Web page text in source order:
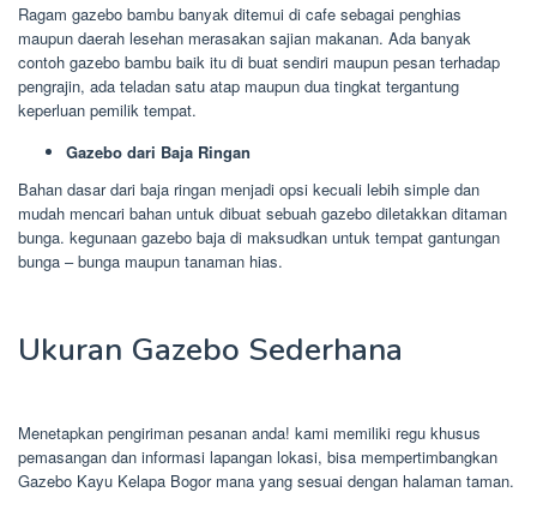
Ragam gazebo bambu banyak ditemui di cafe sebagai penghias
maupun daerah lesehan merasakan sajian makanan. Ada banyak
contoh gazebo bambu baik itu di buat sendiri maupun pesan terhadap
pengrajin, ada teladan satu atap maupun dua tingkat tergantung
keperluan pemilik tempat.
Gazebo dari Baja Ringan
Bahan dasar dari baja ringan menjadi opsi kecuali lebih simple dan
mudah mencari bahan untuk dibuat sebuah gazebo diletakkan ditaman
bunga. kegunaan gazebo baja di maksudkan untuk tempat gantungan
bunga – bunga maupun tanaman hias.
Ukuran Gazebo Sederhana
Menetapkan pengiriman pesanan anda! kami memiliki regu khusus
pemasangan dan informasi lapangan lokasi, bisa mempertimbangkan
Gazebo Kayu Kelapa Bogor mana yang sesuai dengan halaman taman.